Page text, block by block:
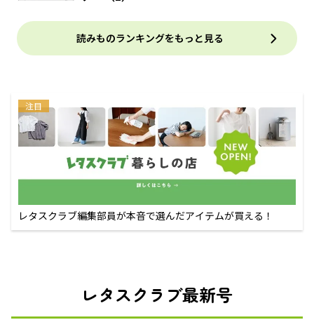
読みものランキングをもっと見る
注目
レタスクラブ編集部員が本音で選んだアイテムが買える！
レタスクラブ最新号